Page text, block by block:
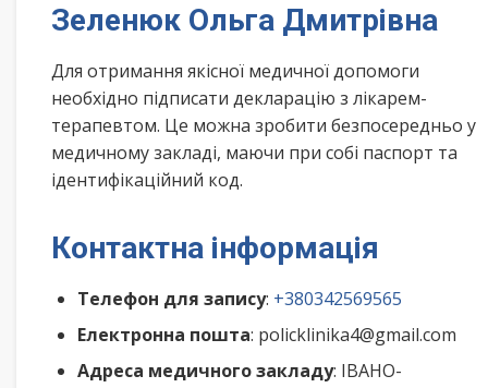
Зеленюк Ольга Дмитрівна
Для отримання якісної медичної допомоги
необхідно підписати декларацію з лікарем-
терапевтом. Це можна зробити безпосередньо у
медичному закладі, маючи при собі паспорт та
ідентифікаційний код.
Контактна інформація
Телефон для запису: +380342569565
Електронна пошта: policklinika4@gmail.com
Адреса медичного закладу: ІВАНО-